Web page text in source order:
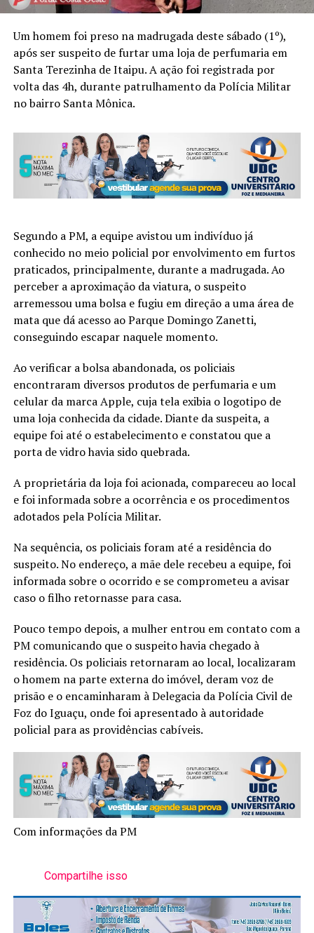
Um homem foi preso na madrugada deste sábado (1º),
após ser suspeito de furtar uma loja de perfumaria em
Santa Terezinha de Itaipu. A ação foi registrada por
volta das 4h, durante patrulhamento da Polícia Militar
no bairro Santa Mônica.
Segundo a PM, a equipe avistou um indivíduo já
conhecido no meio policial por envolvimento em furtos
praticados, principalmente, durante a madrugada. Ao
perceber a aproximação da viatura, o suspeito
arremessou uma bolsa e fugiu em direção a uma área de
mata que dá acesso ao Parque Domingo Zanetti,
conseguindo escapar naquele momento.
Ao verificar a bolsa abandonada, os policiais
encontraram diversos produtos de perfumaria e um
celular da marca Apple, cuja tela exibia o logotipo de
uma loja conhecida da cidade. Diante da suspeita, a
equipe foi até o estabelecimento e constatou que a
porta de vidro havia sido quebrada.
A proprietária da loja foi acionada, compareceu ao local
e foi informada sobre a ocorrência e os procedimentos
adotados pela Polícia Militar.
Na sequência, os policiais foram até a residência do
suspeito. No endereço, a mãe dele recebeu a equipe, foi
informada sobre o ocorrido e se comprometeu a avisar
caso o filho retornasse para casa.
Pouco tempo depois, a mulher entrou em contato com a
PM comunicando que o suspeito havia chegado à
residência. Os policiais retornaram ao local, localizaram
o homem na parte externa do imóvel, deram voz de
prisão e o encaminharam à Delegacia da Polícia Civil de
Foz do Iguaçu, onde foi apresentado à autoridade
policial para as providências cabíveis.
Com informações da PM
Compartilhe isso